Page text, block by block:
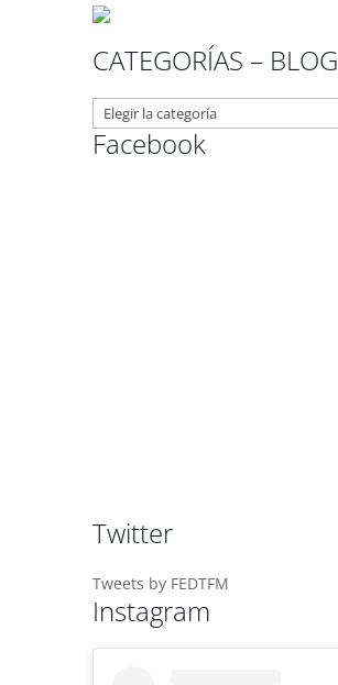
CATEGORÍAS – BLOG
CATEGORÍAS
–
BLOG
Facebook
Twitter
Tweets by FEDTFM
Instagram